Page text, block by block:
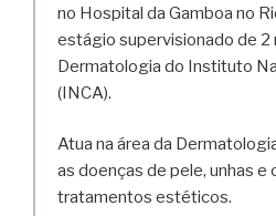
no Hospital da Gamboa no
estágio supervisionado de 2
Dermatologia do Instituto
(INCA).
Atua na área da
as doenças de pele, unhas e
tratamentos estéticos.